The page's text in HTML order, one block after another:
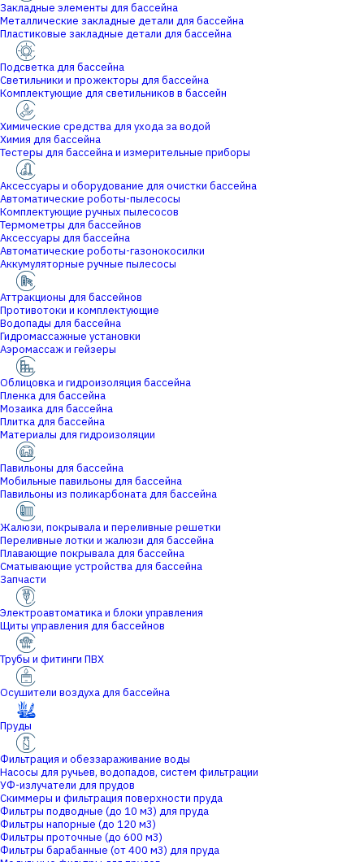
Закладные элементы для бассейна
Металлические закладные детали для бассейна
Пластиковые закладные детали для бассейна
Подсветка для бассейна
Светильники и прожекторы для бассейна
Комплектующие для светильников в бассейн
Химические средства для ухода за водой
Химия для бассейна
Тестеры для бассейна и измерительные приборы
Аксессуары и оборудование для очистки бассейна
Автоматические роботы-пылесосы
Комплектующие ручных пылесосов
Термометры для бассейнов
Аксессуары для бассейна
Автоматические роботы-газонокосилки
Аккумуляторные ручные пылесосы
Аттракционы для бассейнов
Противотоки и комплектующие
Водопады для бассейна
Гидромассажные установки
Аэромассаж и гейзеры
Облицовка и гидроизоляция бассейна
Пленка для бассейна
Мозаика для бассейна
Плитка для бассейна
Материалы для гидроизоляции
Павильоны для бассейна
Мобильные павильоны для бассейна
Павильоны из поликарбоната для бассейна
Жалюзи, покрывала и переливные решетки
Переливные лотки и жалюзи для бассейна
Плавающие покрывала для бассейна
Сматывающие устройства для бассейна
Запчасти
Электроавтоматика и блоки управления
Щиты управления для бассейнов
Трубы и фитинги ПВХ
Осушители воздуха для бассейна
Пруды
Фильтрация и обеззараживание воды
Насосы для ручьев, водопадов, систем фильтрации
УФ-излучатели для прудов
Скиммеры и фильтрация поверхности пруда
Фильтры подводные (до 10 м3) для пруда
Фильтры напорные (до 120 м3)
Фильтры проточные (до 600 м3)
Фильтры барабанные (от 400 м3) для пруда